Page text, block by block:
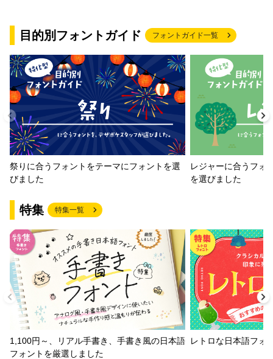
目的別フォントガイド フォントガイド一覧
祭りに合うフォントをテーマにフォントを選
びました
レジャーに合うフォ
を選びました
特集 特集一覧
1,100円～、リアル手書き、手書き風の日本語
フォントを厳選しました
レトロな日本語フォ